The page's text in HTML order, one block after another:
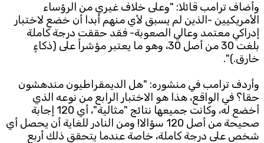
TTV
TTV Plus
Download the app
© 2025. All Rights Reserved. ByKoein
وأضاف ترامب قائلا: "وعلى خلاف غيري من الرؤساء
الأمريكيين -الذين لم يسبق لأي منهم أبدا أن خضع لاختبار
إدراكي معتمد وعالي الصعوبة- فقد حققت درجة كاملة
بلغت 30 من أصل 30، وهو ما يعتبر مؤشراً على (ذكاءٍ
خارق.)".
وأردف ترامب في منشوره: "هل الديمقراطيون مندهشون
حقا؟ في الواقع، هذا هو الاختبار الرابع من نوعه الذي
أخضع له، وكانت جميعها نتائج "مثالية"، أي 120 إجابة
صحيحة من أصل 120 سؤالا! ومن النادر للغاية أن يحصل أي
شخص على درجة كاملة، خاصة عندما يتحقق ذلك أربع